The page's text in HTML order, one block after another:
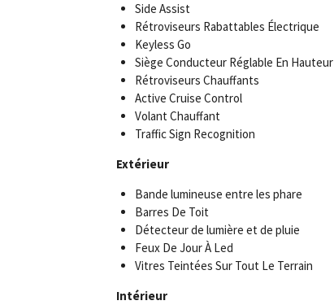
Side Assist
Rétroviseurs Rabattables Électrique
Keyless Go
Siège Conducteur Réglable En Hauteur
Rétroviseurs Chauffants
Active Cruise Control
Volant Chauffant
Traffic Sign Recognition
Extérieur
Bande lumineuse entre les phare
Barres De Toit
Détecteur de lumière et de pluie
Feux De Jour À Led
Vitres Teintées Sur Tout Le Terrain
Intérieur